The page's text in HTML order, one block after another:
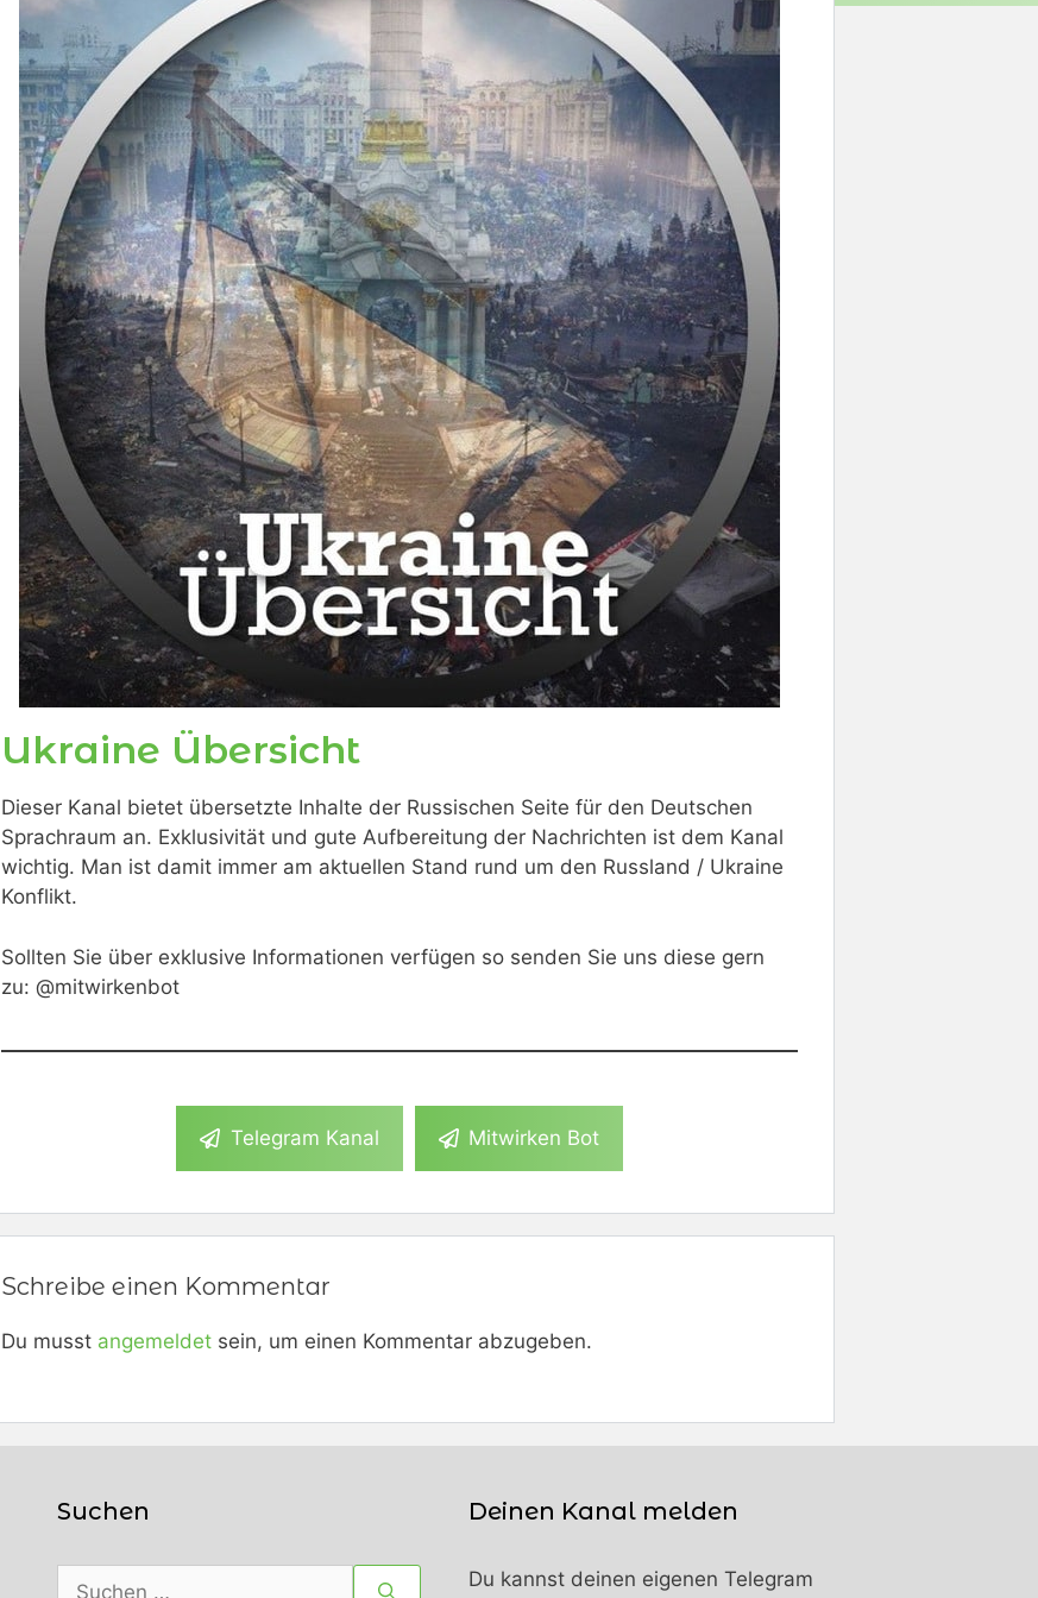
Ukraine Übersicht
Dieser Kanal bietet übersetzte Inhalte der Russischen Seite für den Deutschen
Sprachraum an. Exklusivität und gute Aufbereitung der Nachrichten ist dem Kanal
wichtig. Man ist damit immer am aktuellen Stand rund um den Russland / Ukraine
Konflikt.
Sollten Sie über exklusive Informationen verfügen so senden Sie uns diese gern
zu: @mitwirkenbot
Telegram Kanal Mitwirken Bot
Schreibe einen Kommentar
Du musst angemeldet sein, um einen Kommentar abzugeben.
Suchen
Suchen
Deinen Kanal melden
Du kannst deinen eigenen Telegram